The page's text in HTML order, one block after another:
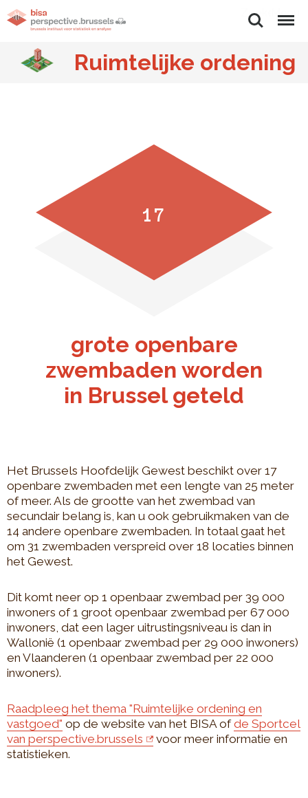
ZoekenMenu
Ruimtelijke ordening
17
grote openbare
zwembaden worden
in Brussel geteld
Het Brussels Hoofdelijk Gewest beschikt over 17
openbare zwembaden met een lengte van 25 meter
of meer. Als de grootte van het zwembad van
secundair belang is, kan u ook gebruikmaken van de
14 andere openbare zwembaden. In totaal gaat het
om 31 zwembaden verspreid over 18 locaties binnen
het Gewest.
Dit komt neer op 1 openbaar zwembad per 39 000
inwoners of 1 groot openbaar zwembad per 67 000
inwoners, dat een lager uitrustingsniveau is dan in
Wallonië (1 openbaar zwembad per 29 000 inwoners)
en Vlaanderen (1 openbaar zwembad per 22 000
inwoners).
Raadpleeg het thema "Ruimtelijke ordening en
vastgoed" op de website van het BISA ofde Sportcel
van perspective.brussels
voor meer informatie en
statistieken.